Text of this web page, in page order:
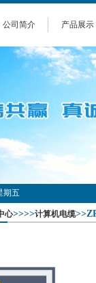
公司简介 产品展示
期五
心>>>>计算机电缆